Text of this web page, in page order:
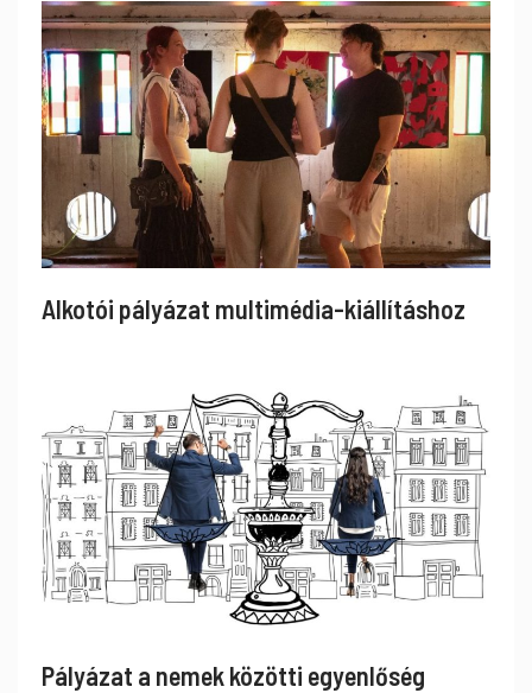
Alkotói pályázat multimédia-kiállításhoz
Pályázat a nemek közötti egyenlőség